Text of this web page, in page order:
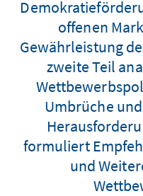
offenen
Gewährleistung
zweite Teil
Umbrüche
formuliert
und